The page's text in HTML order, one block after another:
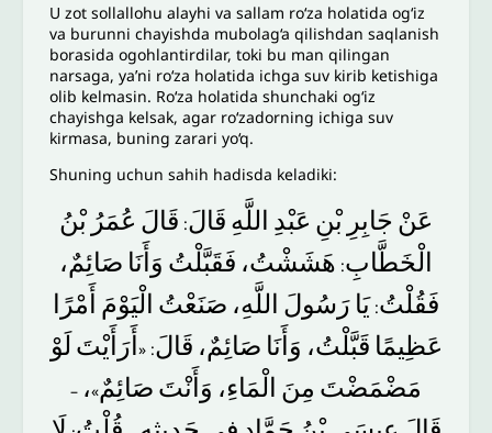
U zot sollallohu alayhi va sallam ro‘za holatida og‘iz
va burunni chayishda mubolag‘a qilishdan saqlanish
borasida ogohlantirdilar, toki bu man qilingan
narsaga, ya’ni ro‘za holatida ichga suv kirib ketishiga
olib kelmasin. Ro‘za holatida shunchaki og‘iz
chayishga kelsak, agar ro‘zadorning ichiga suv
kirmasa, buning zarari yo‘q.
Shuning uchun sahih hadisda keladiki:
عَنْ جَابِرِ بْنِ عَبْدِ اللَّهِ قَالَ: قَالَ عُمَرُ بْنُ
الْخَطَّابِ: هَشَشْتُ، فَقَبَّلْتُ وَأَنَا صَائِمٌ،
فَقُلْتُ: يَا رَسُولَ اللَّهِ، صَنَعْتُ الْيَوْمَ أَمْرًا
عَظِيمًا قَبَّلْتُ، وَأَنَا صَائِمٌ، قَالَ: « أَرَأَيْتَ لَوْ
مَضْمَضْتَ مِنَ الْمَاءِ، وَأَنْتَ صَائِمٌ»، –